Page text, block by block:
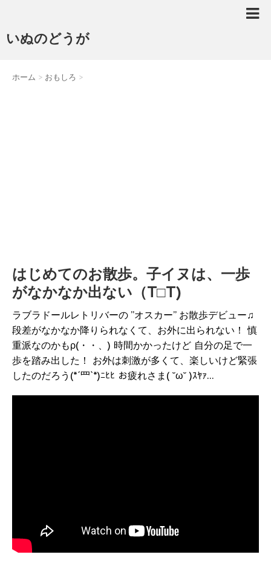
いぬのどうが
ホーム > おもしろ >
はじめてのお散歩。子イヌは、一歩
がなかなか出ない（T□T)
ラブラドールレトリバーの ”オスカー” お散歩デビュー♫
段差がなかなか降りられなくて、お外に出られない！ 慎
重派なのかもρ(・・、) 時間かかったけど 自分の足で一
歩を踏み出した！ お外は刺激が多くて、楽しいけど緊張
したのだろう(*´罒`*)ﾆﾋﾋ お疲れさま( ˘ω˘ )ｽﾔｧ…